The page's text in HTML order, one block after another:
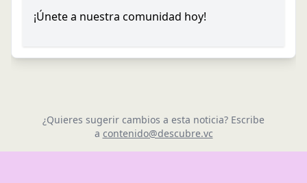
¡Únete a nuestra comunidad hoy!
¿Quieres sugerir cambios a esta noticia? Escribe
a contenido@descubre.vc